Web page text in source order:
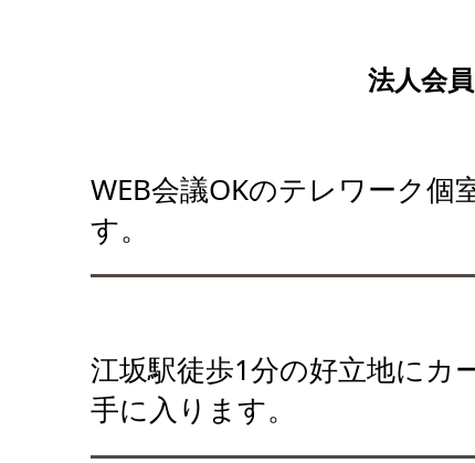
法人会
WEB会議OKのテレワーク
す。
江坂駅徒歩1分の好立地にカ
手に入ります。